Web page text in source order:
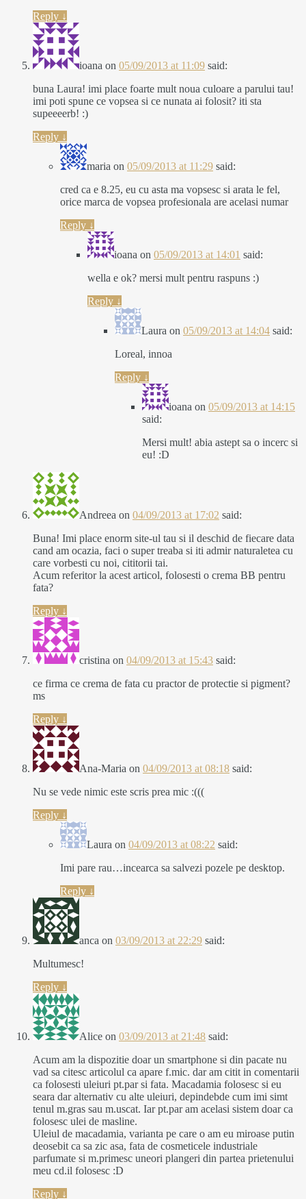
Reply ↓
ioana on 05/09/2013 at 11:09 said:
buna Laura! imi place foarte mult noua culoare a parului tau!
imi poti spune ce vopsea si ce nunata ai folosit? iti sta
supeeeerb! :)
Reply ↓
maria on 05/09/2013 at 11:29 said:
cred ca e 8.25, eu cu asta ma vopsesc si arata le fel,
orice marca de vopsea profesionala are acelasi numar
Reply ↓
ioana on 05/09/2013 at 14:01 said:
wella e ok? mersi mult pentru raspuns :)
Reply ↓
Laura on 05/09/2013 at 14:04 said:
Loreal, innoa
Reply ↓
ioana on 05/09/2013 at 14:15
said:
Mersi mult! abia astept sa o incerc si
eu! :D
Andreea on 04/09/2013 at 17:02 said:
Buna! Imi place enorm site-ul tau si il deschid de fiecare data
cand am ocazia, faci o super treaba si iti admir naturaletea cu
care vorbesti cu noi, cititorii tai.
Acum referitor la acest articol, folosesti o crema BB pentru
fata?
Reply ↓
cristina on 04/09/2013 at 15:43 said:
ce firma ce crema de fata cu practor de protectie si pigment?
ms
Reply ↓
Ana-Maria on 04/09/2013 at 08:18 said:
Nu se vede nimic este scris prea mic :(((
Reply ↓
Laura on 04/09/2013 at 08:22 said:
Imi pare rau…incearca sa salvezi pozele pe desktop.
Reply ↓
anca on 03/09/2013 at 22:29 said:
Multumesc!
Reply ↓
Alice on 03/09/2013 at 21:48 said:
Acum am la dispozitie doar un smartphone si din pacate nu
vad sa citesc articolul ca apare f.mic. dar am citit in comentarii
ca folosesti uleiuri pt.par si fata. Macadamia folosesc si eu
seara dar alternativ cu alte uleiuri, depindebde cum imi simt
tenul m.gras sau m.uscat. Iar pt.par am acelasi sistem doar ca
folosesc ulei de masline.
Uleiul de macadamia, varianta pe care o am eu miroase putin
deosebit ca sa zic asa, fata de cosmeticele industriale
parfumate si m.primesc uneori plangeri din partea prietenului
meu cd.il folosesc :D
Reply ↓